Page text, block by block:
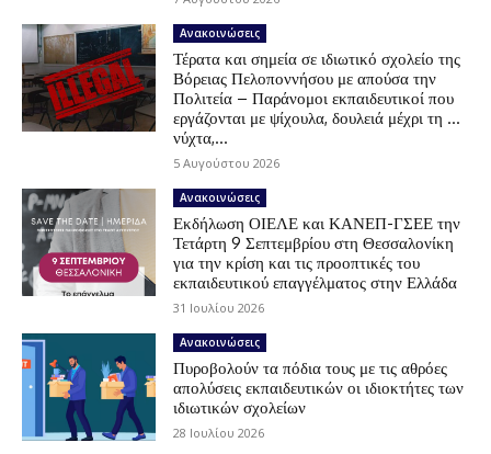
Ανακοινώσεις
Τέρατα και σημεία σε ιδιωτικό σχολείο της
Βόρειας Πελοποννήσου με απούσα την
Πολιτεία – Παράνομοι εκπαιδευτικοί που
εργάζονται με ψίχουλα, δουλειά μέχρι τη …
νύχτα,...
5 Αυγούστου 2026
Ανακοινώσεις
Εκδήλωση ΟΙΕΛΕ και ΚΑΝΕΠ-ΓΣΕΕ την
Τετάρτη 9 Σεπτεμβρίου στη Θεσσαλονίκη
για την κρίση και τις προοπτικές του
εκπαιδευτικού επαγγέλματος στην Ελλάδα
31 Ιουλίου 2026
Ανακοινώσεις
Πυροβολούν τα πόδια τους με τις αθρόες
απολύσεις εκπαιδευτικών οι ιδιοκτήτες των
ιδιωτικών σχολείων
28 Ιουλίου 2026